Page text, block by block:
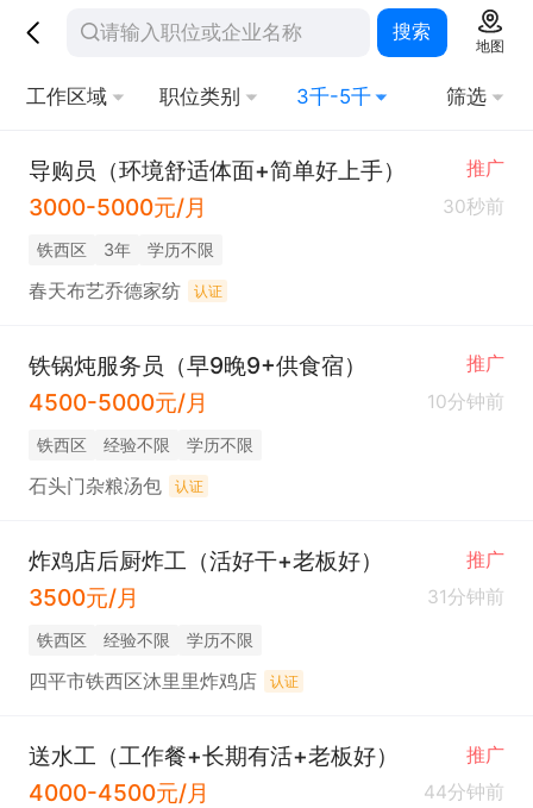
搜索
地图
工作区域 职位类别 3千-5千 筛选
导购员（环境舒适体面+简单好上手） 推广
3000-5000元/月 30秒前
铁西区 3年 学历不限
春天布艺乔德家纺 认证
铁锅炖服务员（早9晚9+供食宿） 推广
4500-5000元/月 10分钟前
铁西区 经验不限 学历不限
石头门杂粮汤包 认证
炸鸡店后厨炸工（活好干+老板好） 推广
3500元/月 31分钟前
铁西区 经验不限 学历不限
四平市铁西区沐里里炸鸡店 认证
送水工（工作餐+长期有活+老板好） 推广
4000-4500元/月 44分钟前